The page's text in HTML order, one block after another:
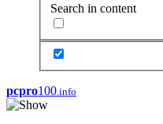
Search in content
pcpro100.info